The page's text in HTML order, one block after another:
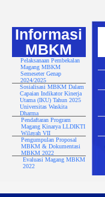
Informasi
MBKM
Pelaksanaan Pembekalan
Magang MBKM
Semeseter Genap
2024/2025
Sosialisasi MBKM Dalam
Capaian Indikator Kinerja
Utama (IKU) Tahun 2025
Universitas Waskita
Dharma
Pendaftaran Program
Magang Kinarya LLDIKTI
Wilayah VII
Pengumpulan Proposal
MBKM & Dokumentasi
MBKM 2022
Evaluasi Magang MBKM
2022